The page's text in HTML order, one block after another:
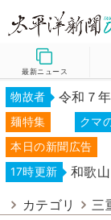
最新ニュース
物故者 令和７
麺特集 クマ
本日の新聞広告
17時更新 和歌
カテゴリ 三